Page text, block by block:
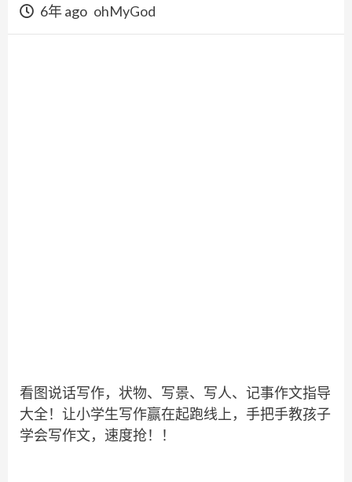
6年 ago ohMyGod
看图说话写作，状物、写景、写人、记事作文指导
大全！让小学生写作赢在起跑线上，手把手教孩子
学会写作文，速度抢！！